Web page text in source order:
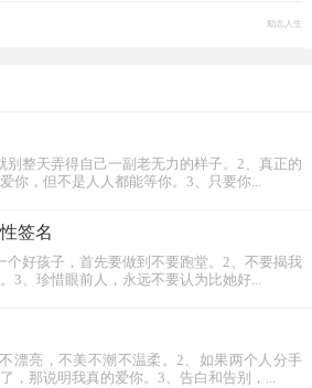
励志人生
别整天弄得自己一副老无力的样子。2、真正的
你，但不是人人都能等你。3、只要你...
签名
个好孩子，首先要做到不要跑堂。2、不要揭我
3、珍惜眼前人，永远不要认为比她好...
漂亮，不美不潮不温柔。2、如果两个人分手
，那说明我真的爱你。3、告白和告别，...